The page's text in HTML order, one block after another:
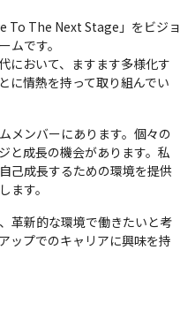
To The Next Stage」をビジョ
ムです。
において、ますます多様化す
に情熱を持って取り組んでい
メンバーにあります。個々の
と成長の機会があります。私
己成長するための環境を提供
ます。
革新的な環境で働きたいと考
ップでのキャリアに興味を持